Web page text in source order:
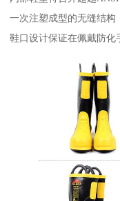
一次注塑成型的无缝结构
鞋口设计保证在佩戴防化